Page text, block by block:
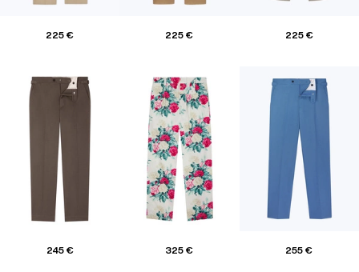
225 € 225 € 225 €
245 € 325 € 255 €